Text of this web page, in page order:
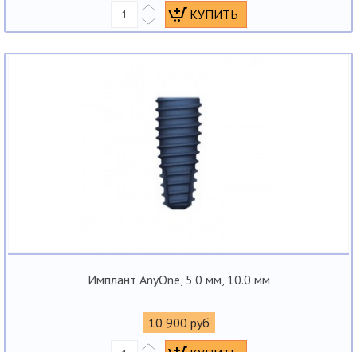
Имплант AnyOne, 5.0 мм, 10.0 мм
10 900 руб